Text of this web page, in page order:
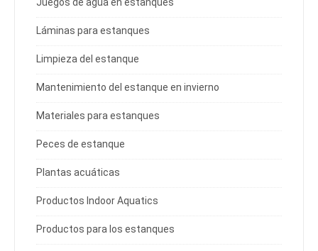
Láminas para estanques
Limpieza del estanque
Mantenimiento del estanque en invierno
Materiales para estanques
Peces de estanque
Plantas acuáticas
Productos Indoor Aquatics
Productos para los estanques